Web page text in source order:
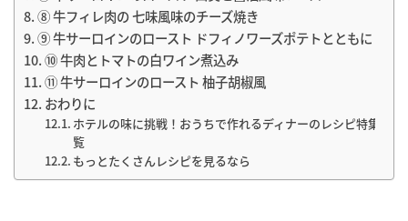
⑧ 牛フィレ肉の 七味風味のチーズ焼き
⑨ 牛サーロインのロースト ドフィノワーズポテトとともに
⑩ 牛肉とトマトの白ワイン煮込み
⑪ 牛サーロインのロースト 柚子胡椒風
おわりに
ホテルの味に挑戦！おうちで作れるディナーのレシピ特集一
覧
もっとたくさんレシピを見るなら